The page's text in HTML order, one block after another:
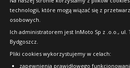
technologii, które mogą wiązać się z
osobowych.
Ich administratorem jest InMoto Sp z .o.o., ul.
Bydgoszcz.
Pliki cookies wykorzystujemy w celach:
zapewnienia prawidłowego
Raty
FAQ
OFICJALNY PARTNER